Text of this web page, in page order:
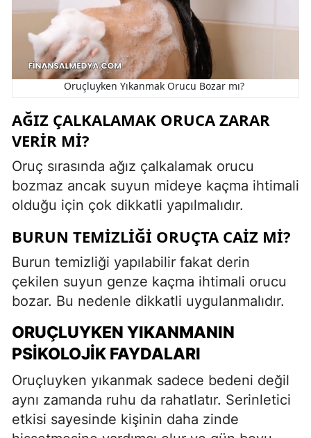
Oruçluyken Yıkanmak Orucu Bozar mı?
AĞIZ ÇALKALAMAK ORUCA ZARAR
VERIR MI?
Oruç sırasında ağız çalkalamak orucu
bozmaz ancak suyun mideye kaçma ihtimali
olduğu için çok dikkatli yapılmalıdır.
BURUN TEMIZLIĞI ORUÇTA CAIZ MI?
Burun temizliği yapılabilir fakat derin
çekilen suyun genze kaçma ihtimali orucu
bozar. Bu nedenle dikkatli uygulanmalıdır.
ORUÇLUYKEN YIKANMANIN
PSIKOLOJIK FAYDALARI
Oruçluyken yıkanmak sadece bedeni değil
aynı zamanda ruhu da rahatlatır. Serinletici
etkisi sayesinde kişinin daha zinde